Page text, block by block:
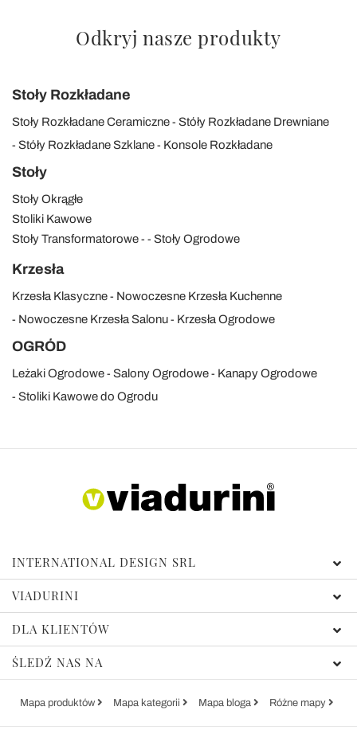
Odkryj nasze produkty
Stoły Rozkładane
Stoły Rozkładane Ceramiczne
Stóły Rozkładane Drewniane
Stóły Rozkładane Szklane
Konsole Rozkładane
Stoły
Stoły Okrągłe
Stoliki Kawowe
Stoły Transformatorowe
Stoły Ogrodowe
Krzesła
Krzesła Klasyczne
Nowoczesne Krzesła Kuchenne
Nowoczesne Krzesła Salonu
Krzesła Ogrodowe
OGRÓD
Leżaki Ogrodowe Salony Ogrodowe
Kanapy Ogrodowe
Stoliki Kawowe do Ogrodu
INTERNATIONAL DESIGN SRL
VIADURINI
DLA KLIENTÓW
ŚLEDŹ NAS NA
Mapa produktów Mapa kategorii Mapa bloga Różne mapy